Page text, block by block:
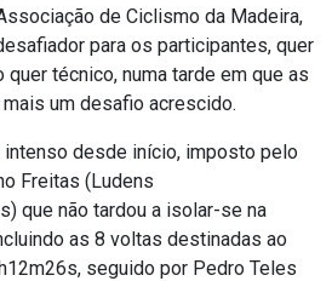
de Ciclismo da Madeira,
para os participantes, quer
técnico, numa tarde em que as
um desafio acrescido.
desde início, imposto pelo
Freitas (Ludens
que não tardou a isolar-se na
as 8 voltas destinadas ao
seguido por Pedro Teles